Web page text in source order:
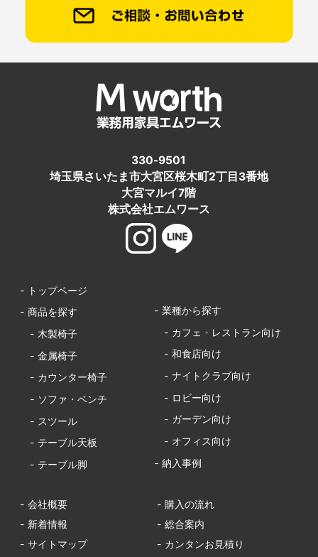
330-9501
埼玉県さいたま市大宮区桜木町2丁目3番地
大宮マルイ7階
株式会社エムワース
- トップページ
- 商品を探す
- 木製椅子
- 金属椅子
- カウンター椅子
- ソファ・ベンチ
- スツール
- テーブル天板
- テーブル脚
- 業種から探す
- カフェ・レストラン向け
- 和食店向け
- ナイトクラブ向け
- ロビー向け
- ガーデン向け
- オフィス向け
- 納入事例
- 会社概要
- 購入の流れ
- 新着情報
- 総合案内
- サイトマップ
- カンタンお見積り